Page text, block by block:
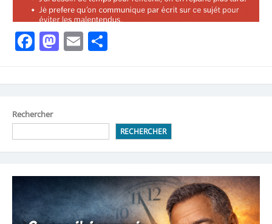
Facebook
Mastodon
Email
Rechercher
RECHERCHER